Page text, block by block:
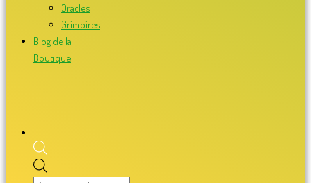
Oracles
Grimoires
Blog de la
Boutique